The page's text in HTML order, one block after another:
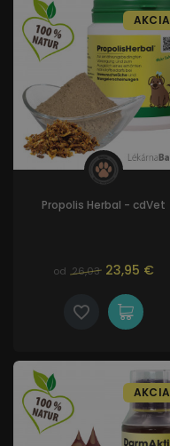
Propolis Herbal - cdVet
od 26,03 23,95 €
AKCIA
AKCIA